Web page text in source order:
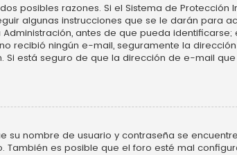
posibles razones. Si el Sistema de Protección
algunas instrucciones que se le darán para
antes de que pueda
recibió ningún e-mail, seguramente la
está seguro de que la dirección de e-mail
nombre de usuario y contraseña se
es posible que el foro esté mal